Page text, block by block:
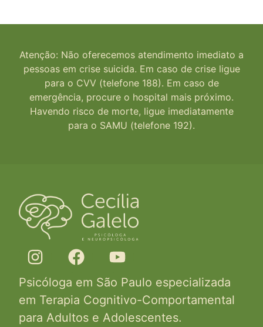
Atenção: Não oferecemos atendimento imediato a
pessoas em crise suicida. Em caso de crise ligue
para o CVV (telefone 188). Em caso de
emergência, procure o hospital mais próximo.
Havendo risco de morte, ligue imediatamente
para o SAMU (telefone 192).
Psicóloga em São Paulo especializada
em Terapia Cognitivo-Comportamental
para Adultos e Adolescentes.